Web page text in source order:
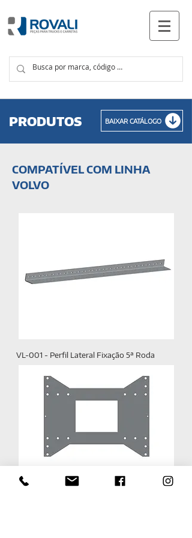
PRODUTOS
PRODUTOS BAIXAR CATÁLOGO
COMPATÍVEL COM LINHA
VOLVO
VL-001 - Perfil Lateral Fixação 5ª Roda